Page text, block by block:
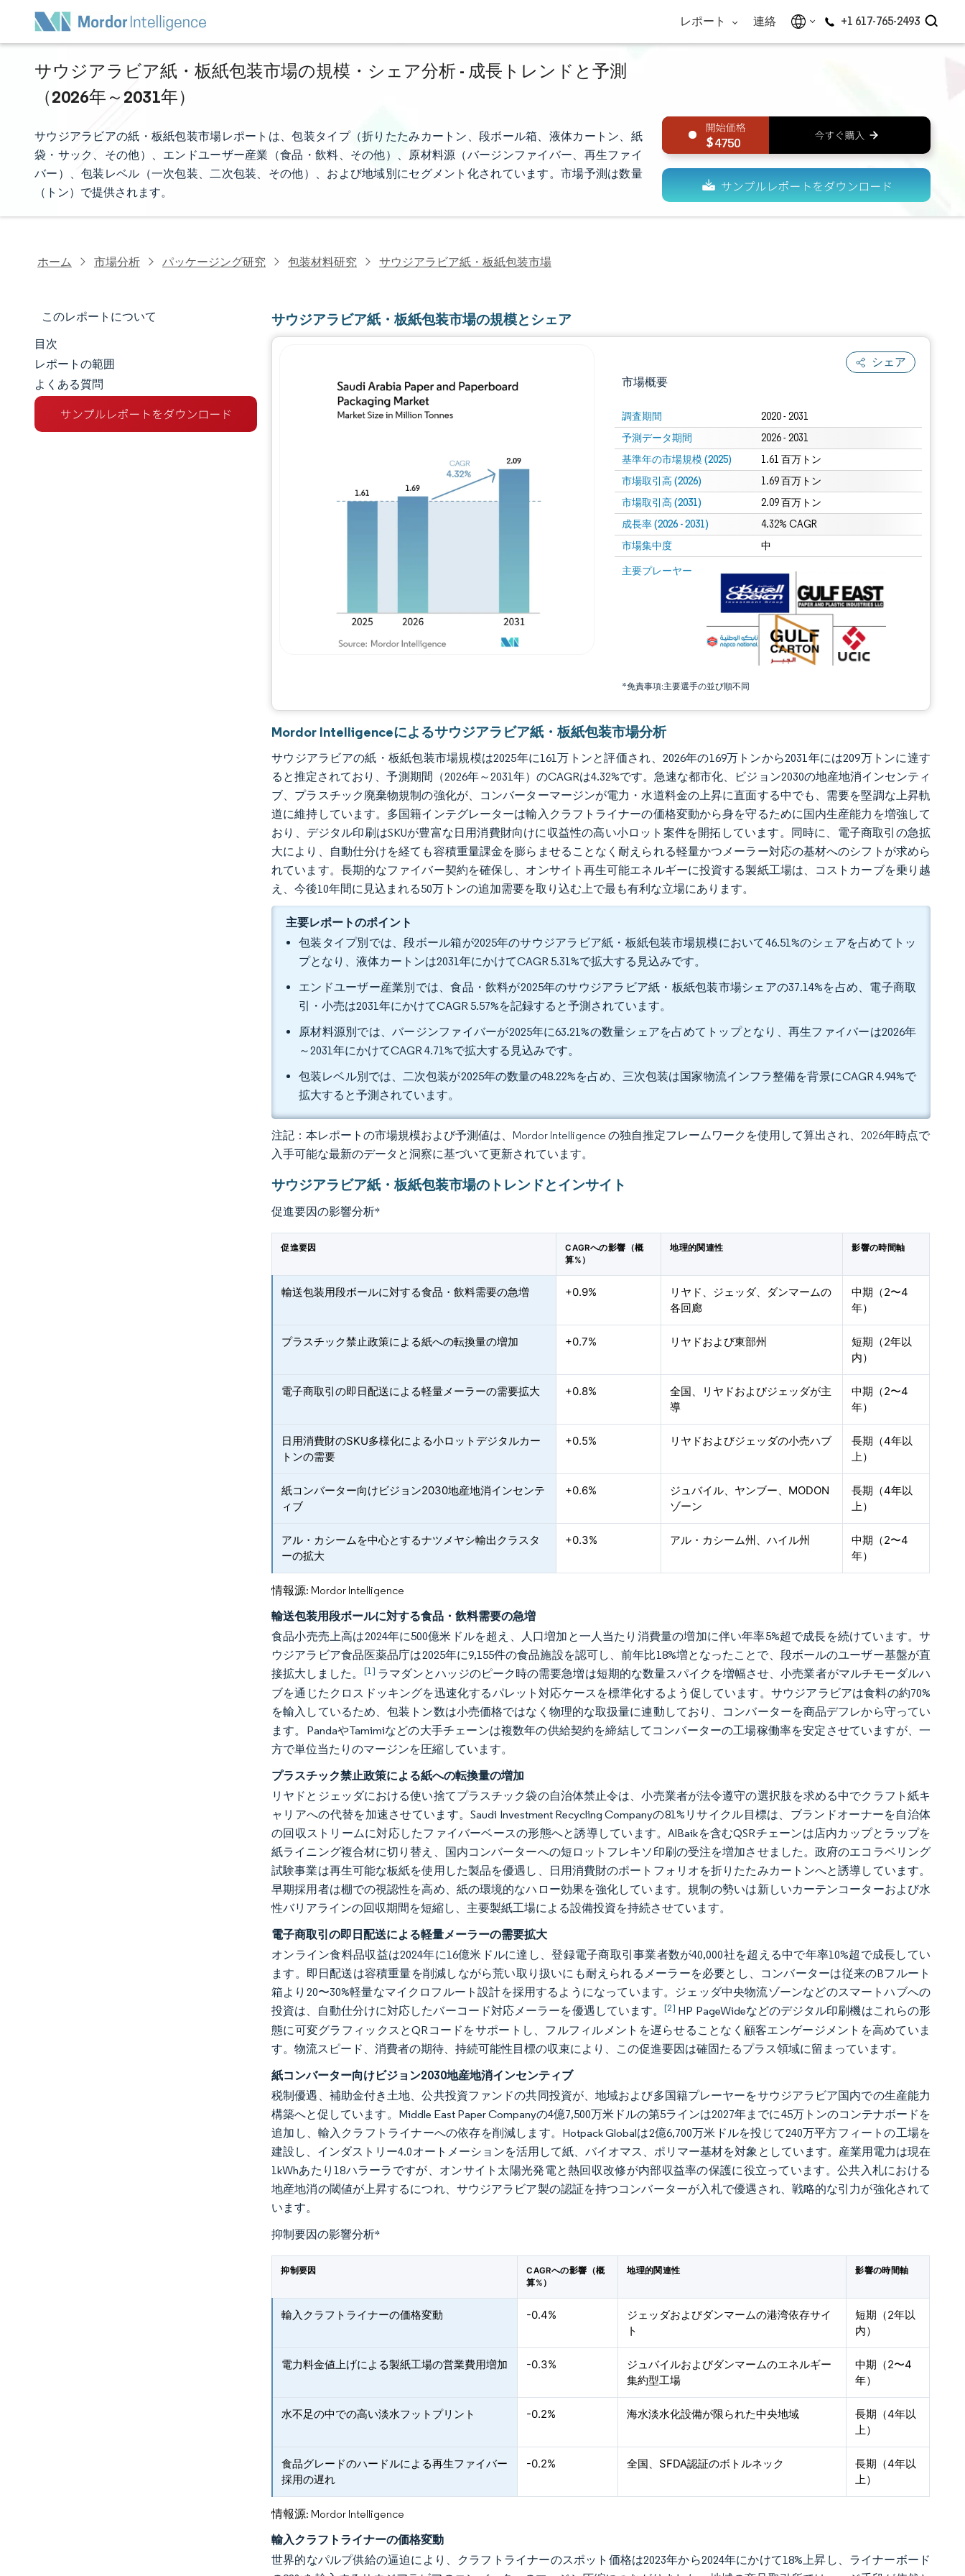
レポート 連絡 +1 617-765-2493
サウジアラビア紙・板紙包装市場の規模・シェア分析 - 成長トレンドと予測
（2026年～2031年）
サウジアラビアの紙・板紙包装市場レポートは、包装タイプ（折りたたみカートン、段ボール箱、液体カートン、紙
袋・サック、その他）、エンドユーザー産業（食品・飲料、その他）、原材料源（バージンファイバー、再生ファイ
バー）、包装レベル（一次包装、二次包装、その他）、および地域別にセグメント化されています。市場予測は数量
（トン）で提供されます。
4750
ホーム 市場分析 パッケージング研究 包装材料研究 サウジアラビア紙・板紙包装市場
このレポートについて
市場規模とシェア
市場分析
トレンドとインサイト
目次
レポートの範囲
よくある質問
サウジアラビア紙・板紙包装市場の規模とシェア
シェア
市場概要
調査期間 2020 - 2031
予測データ期間 2026 - 2031
基準年の市場規模 (2025) 1.61 百万トン
市場取引高 (2026) 1.69 百万トン
市場取引高 (2031) 2.09 百万トン
成長率 (2026 - 2031) 4.32% CAGR
市場集中度 中
主要プレーヤー
*免責事項:主要選手の並び順不同
画像 © Mordor Intelligence。再利用にはCC BY 4.0の表示が必要です。
画像 © Mordor Intelligence。再利用にはCC BY 4.0の表示が必要です。
Mordor Intelligenceによるサウジアラビア紙・板紙包装市場分析
サウジアラビアの紙・板紙包装市場規模は2025年に161万トンと評価され、2026年の169万トンから2031年には209万トンに達す
ると推定されており、予測期間（2026年～2031年）のCAGRは4.32%です。急速な都市化、ビジョン2030の地産地消インセンティ
ブ、プラスチック廃棄物規制の強化が、コンバーターマージンが電力・水道料金の上昇に直面する中でも、需要を堅調な上昇軌
道に維持しています。多国籍インテグレーターは輸入クラフトライナーの価格変動から身を守るために国内生産能力を増強して
おり、デジタル印刷はSKUが豊富な日用消費財向けに収益性の高い小ロット案件を開拓しています。同時に、電子商取引の急拡
大により、自動仕分けを経ても容積重量課金を膨らませることなく耐えられる軽量かつメーラー対応の基材へのシフトが求めら
れています。長期的なファイバー契約を確保し、オンサイト再生可能エネルギーに投資する製紙工場は、コストカーブを乗り越
え、今後10年間に見込まれる50万トンの追加需要を取り込む上で最も有利な立場にあります。
主要レポートのポイント
包装タイプ別では、段ボール箱が2025年のサウジアラビア紙・板紙包装市場規模において46.51%のシェアを占めてトッ
プとなり、液体カートンは2031年にかけてCAGR 5.31%で拡大する見込みです。
エンドユーザー産業別では、食品・飲料が2025年のサウジアラビア紙・板紙包装市場シェアの37.14%を占め、電子商取
引・小売は2031年にかけてCAGR 5.57%を記録すると予測されています。
原材料源別では、バージンファイバーが2025年に63.21%の数量シェアを占めてトップとなり、再生ファイバーは2026年
～2031年にかけてCAGR 4.71%で拡大する見込みです。
包装レベル別では、二次包装が2025年の数量の48.22%を占め、三次包装は国家物流インフラ整備を背景にCAGR 4.94%で
拡大すると予測されています。
注記：本レポートの市場規模および予測値は、Mordor Intelligence の独自推定フレームワークを使用して算出され、2026年時点で
入手可能な最新のデータと洞察に基づいて更新されています。
サウジアラビア紙・板紙包装市場のトレンドとインサイト
促進要因の影響分析*
促進要因
CAGRへの影響（概
算%）
地理的関連性 影響の時間軸
輸送包装用段ボールに対する食品・飲料需要の急増 +0.9%
リヤド、ジェッダ、ダンマームの
各回廊
中期（2〜4
年）
プラスチック禁止政策による紙への転換量の増加 +0.7% リヤドおよび東部州
短期（2年以
内）
電子商取引の即日配送による軽量メーラーの需要拡大 +0.8%
全国、リヤドおよびジェッダが主
導
中期（2〜4
年）
日用消費財のSKU多様化による小ロットデジタルカー
トンの需要
+0.5% リヤドおよびジェッダの小売ハブ
長期（4年以
上）
紙コンバーター向けビジョン2030地産地消インセンテ
ィブ
+0.6%
ジュバイル、ヤンブー、MODON
ゾーン
長期（4年以
上）
アル・カシームを中心とするナツメヤシ輸出クラスタ
ーの拡大
+0.3% アル・カシーム州、ハイル州
中期（2〜4
年）
情報源: Mordor Intelligence
輸送包装用段ボールに対する食品・飲料需要の急増
食品小売売上高は2024年に500億米ドルを超え、人口増加と一人当たり消費量の増加に伴い年率5%超で成長を続けています。サ
ウジアラビア食品医薬品庁は2025年に9,155件の食品施設を認可し、前年比18%増となったことで、段ボールのユーザー基盤が直
接拡大しました。 [1] ラマダンとハッジのピーク時の需要急増は短期的な数量スパイクを増幅させ、小売業者がマルチモーダルハ
ブを通じたクロスドッキングを迅速化するパレット対応ケースを標準化するよう促しています。サウジアラビアは食料の約70%
を輸入しているため、包装トン数は小売価格ではなく物理的な取扱量に連動しており、コンバーターを商品デフレから守ってい
ます。PandaやTamimiなどの大手チェーンは複数年の供給契約を締結してコンバーターの工場稼働率を安定させていますが、一
方で単位当たりのマージンを圧縮しています。
プラスチック禁止政策による紙への転換量の増加
リヤドとジェッダにおける使い捨てプラスチック袋の自治体禁止令は、小売業者が法令遵守の選択肢を求める中でクラフト紙キ
ャリアへの代替を加速させています。Saudi Investment Recycling Companyの81%リサイクル目標は、ブランドオーナーを自治体
の回収ストリームに対応したファイバーベースの形態へと誘導しています。AlBaikを含むQSRチェーンは店内カップとラップを
紙ライニング複合材に切り替え、国内コンバーターへの短ロットフレキソ印刷の受注を増加させました。政府のエコラベリング
試験事業は再生可能な板紙を使用した製品を優遇し、日用消費財のポートフォリオを折りたたみカートンへと誘導しています。
早期採用者は棚での視認性を高め、紙の環境的なハロー効果を強化しています。規制の勢いは新しいカーテンコーターおよび水
性バリアラインの回収期間を短縮し、主要製紙工場による設備投資を持続させています。
電子商取引の即日配送による軽量メーラーの需要拡大
オンライン食料品収益は2024年に16億米ドルに達し、登録電子商取引事業者数が40,000社を超える中で年率10%超で成長してい
ます。即日配送は容積重量を削減しながら荒い取り扱いにも耐えられるメーラーを必要とし、コンバーターは従来のBフルート
箱より20〜30%軽量なマイクロフルート設計を採用するようになっています。ジェッダ中央物流ゾーンなどのスマートハブへの
投資は、自動仕分けに対応したバーコード対応メーラーを優遇しています。[2] HP PageWideなどのデジタル印刷機はこれらの形
態に可変グラフィックスとQRコードをサポートし、フルフィルメントを遅らせることなく顧客エンゲージメントを高めていま
す。物流スピード、消費者の期待、持続可能性目標の収束により、この促進要因は確固たるプラス領域に留まっています。
紙コンバーター向けビジョン2030地産地消インセンティブ
税制優遇、補助金付き土地、公共投資ファンドの共同投資が、地域および多国籍プレーヤーをサウジアラビア国内での生産能力
構築へと促しています。Middle East Paper Companyの4億7,500万米ドルの第5ラインは2027年までに45万トンのコンテナボードを
追加し、輸入クラフトライナーへの依存を削減します。Hotpack Globalは2億6,700万米ドルを投じて240万平方フィートの工場を
建設し、インダストリー4.0オートメーションを活用して紙、バイオマス、ポリマー基材を対象としています。産業用電力は現在
1kWhあたり18ハラーラですが、オンサイト太陽光発電と熱回収改修が内部収益率の保護に役立っています。公共入札における
地産地消の閾値が上昇するにつれ、サウジアラビア製の認証を持つコンバーターが入札で優遇され、戦略的な引力が強化されて
います。
抑制要因の影響分析*
抑制要因
CAGRへの影響（概
算%）
地理的関連性 影響の時間軸
輸入クラフトライナーの価格変動 -0.4%
ジェッダおよびダンマームの港湾依存サイ
ト
短期（2年以
内）
電力料金値上げによる製紙工場の営業費用増加 -0.3%
ジュバイルおよびダンマームのエネルギー
集約型工場
中期（2〜4
年）
水不足の中での高い淡水フットプリント -0.2% 海水淡水化設備が限られた中央地域
長期（4年以
上）
食品グレードのハードルによる再生ファイバー
採用の遅れ
-0.2% 全国、SFDA認証のボトルネック
長期（4年以
上）
情報源: Mordor Intelligence
輸入クラフトライナーの価格変動
世界的なパルプ供給の逼迫により、クラフトライナーのスポット価格は2023年から2024年にかけて18%上昇し、ライナーボード